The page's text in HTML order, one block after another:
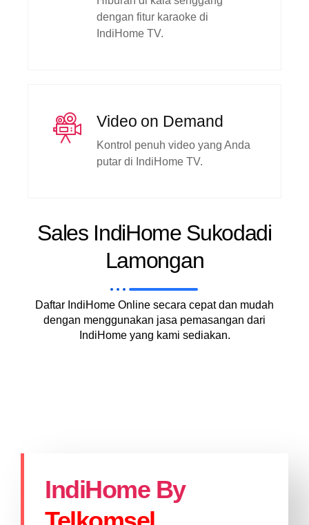
dengan fitur karaoke di
IndiHome TV.
Video on Demand
Kontrol penuh video yang Anda
putar di IndiHome TV.
Sales IndiHome Sukodadi
Lamongan
Daftar IndiHome Online secara cepat dan mudah
dengan menggunakan jasa pemasangan dari
IndiHome yang kami sediakan.
IndiHome By